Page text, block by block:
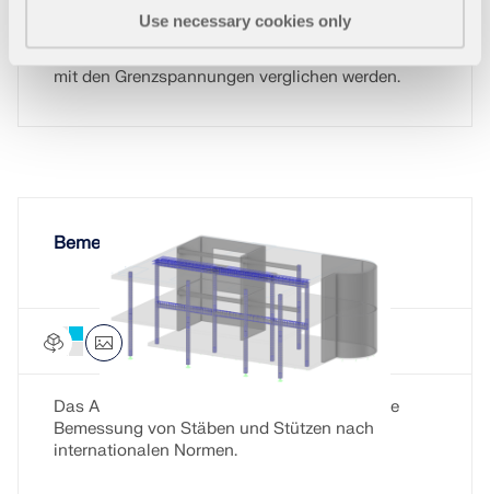
Use necessary cookies only
Das Add-On Spannungs-Dehnungs-Berechnung
führt einen allgemeinen Spannungsnachweis,
indem vorhandene Spannungen berechnet und
mit den Grenzspannungen verglichen werden.
Bemessung von Stäben aus Stahlbeton
Betonbemessung für RSTAB 9 Add-On
Das Add-On Betonbemessung ermöglicht die
Bemessung von Stäben und Stützen nach
internationalen Normen.